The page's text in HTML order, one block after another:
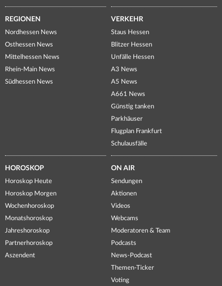
REGIONEN
Nordhessen News
Osthessen News
Mittelhessen News
Rhein-Main News
Südhessen News
VERKEHR
Staus Hessen
Blitzer Hessen
Unfälle Hessen
A3 News
A5 News
A661 News
Günstig tanken
Parkhäuser
Flugplan Frankfurt
Schulausfälle
HOROSKOP
Horoskop Heute
Horoskop Morgen
Wochenhoroskop
Monatshoroskop
Jahreshoroskop
Partnerhoroskop
Aszendent
ON AIR
Sendungen
Aktionen
Videos
Webcams
Moderatoren & Team
Podcasts
News-Podcast
Themen-Ticker
Voting